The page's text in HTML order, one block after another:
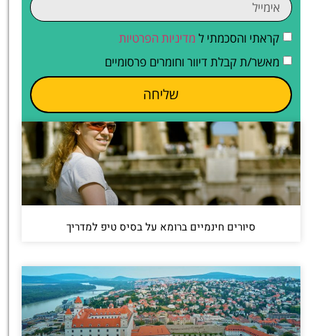
קראתי והסכמתי ל מדיניות הפרטיות
מאשר/ת קבלת דיוור וחומרים פרסומיים
שליחה
סיורים חינמיים ברומא על בסיס טיפ למדריך